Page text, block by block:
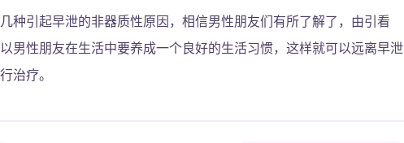
种引起早泄的非器质性原因，相信男性朋友们有所了解了，由引看
男性朋友在生活中要养成一个良好的生活习惯，这样就可以远离早泄
治疗。